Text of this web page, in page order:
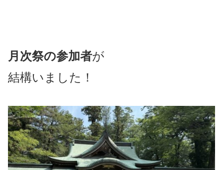
月次祭の参加者が
結構いました！